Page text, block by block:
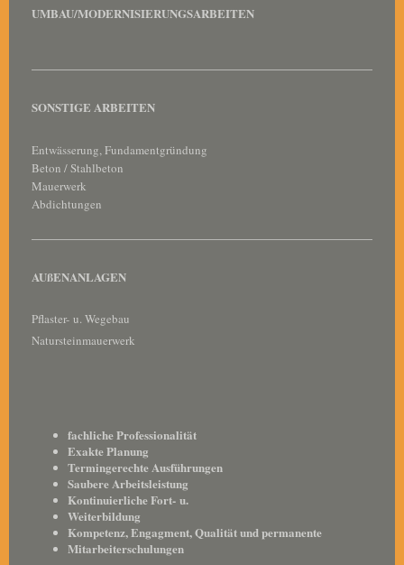
UMBAU/MODERNISIERUNGSARBEITEN
SONSTIGE ARBEITEN
Entwässerung, Fundamentgründung
Beton / Stahlbeton
Mauerwerk
Abdichtungen
AUßENANLAGEN
Pflaster- u. Wegebau
Natursteinmauerwerk
fachliche Professionalität
Exakte Planung
Termingerechte Ausführungen
Saubere Arbeitsleistung
Kontinuierliche Fort- u.
Weiterbildung
Kompetenz, Engagment, Qualität und permanente
Mitarbeiterschulungen